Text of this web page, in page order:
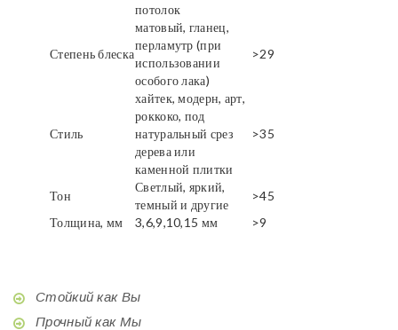
потолок
Степень блеска
матовый, гланец,
перламутр (при
использовании
особого лака)
>29
Стиль
хайтек, модерн, арт,
роккоко, под
натуральный срез
дерева или
каменной плитки
>35
Тон
Светлый, яркий,
темный и другие
>45
Толщина, мм
3,6,9,10,15 мм >9
Стойкий как Вы
Прочный как Мы